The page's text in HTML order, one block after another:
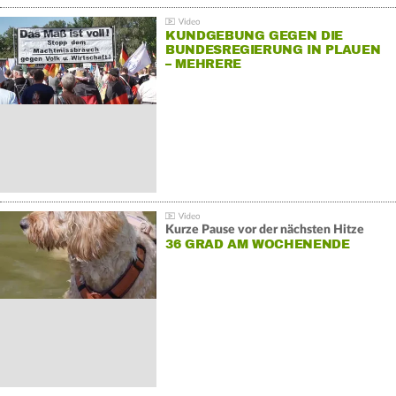
KUNDGEBUNG GEGEN DIE
BUNDESREGIERUNG IN PLAUEN
– MEHRERE
Kurze Pause vor der nächsten Hitze
36 GRAD AM WOCHENENDE